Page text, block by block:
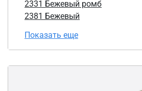
2331 Бежевый ромб
2381 Бежевый
Показать еще